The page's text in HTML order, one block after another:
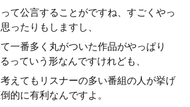
て公言することがですね、すごくやっ
ったりもしますし、
一番多く丸がついた作品がやっぱり
っていう形なんですけれども、
えてもリスナーの多い番組の人が挙げ
的に有利なんですよ。